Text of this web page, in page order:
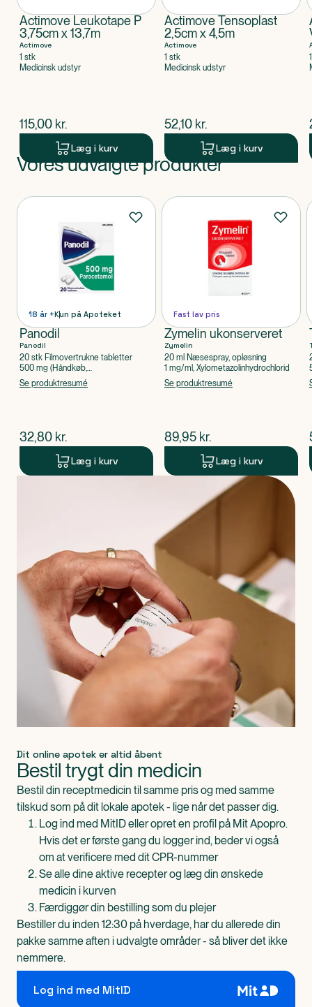
Actimove Leukotape P
3,75cm x 13,7m
Actimove
1 stk
Medicinsk udstyr
$nuværende pris
115,00 kr.
Læg i kurv
Actimove Tensoplast
2,5cm x 4,5m
Actimove
1 stk
Medicinsk udstyr
$nuværende pris
52,10 kr.
Læg i kurv
Produkt 1 af 0
Vores udvalgte produkter
Produkter
18 år +Kun på Apoteket
Panodil
Panodil
20 stk Filmovertrukne tabletter
500 mg (Håndkøb,
apoteksforbeholdt), Paracetamol
Se produktresumé
$nuværende pris
32,80 kr.
Læg i kurv
Fast lav pris
Zymelin ukonserveret
Zymelin
20 ml Næsespray, opløsning
1 mg/ml, Xylometazolinhydrochlorid
Se produktresumé
$nuværende pris
89,95 kr.
Læg i kurv
Dit online apotek er altid åbent
Bestil trygt din medicin
Bestil din receptmedicin til samme pris og med samme
tilskud som på dit lokale apotek - lige når det passer dig.
Log ind med MitID eller opret en profil på Mit Apopro.
Hvis det er første gang du logger ind, beder vi også
om at verificere med dit CPR-nummer
Se alle dine aktive recepter og læg din ønskede
medicin i kurven
Færdiggør din bestilling som du plejer
Bestiller du inden 12:30 på hverdage, har du allerede din
pakke samme aften i udvalgte områder - så bliver det ikke
nemmere.
Log ind med MitID